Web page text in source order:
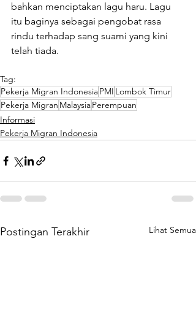
bahkan menciptakan lagu haru. Lagu
itu baginya sebagai pengobat rasa
rindu terhadap sang suami yang kini
telah tiada.
Tag:
Pekerja Migran IndonesiaPMI Lombok Timur
Pekerja Migran MalaysiaPerempuan
Informasi
Pekerja Migran Indonesia
Postingan Terakhir Lihat Semua